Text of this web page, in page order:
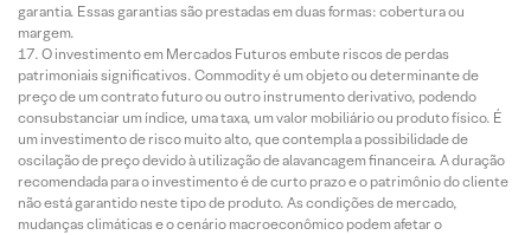
garantia. Essas garantias são prestadas em duas formas: cobertura ou
margem.
O investimento em Mercados Futuros embute riscos de perdas
patrimoniais significativos. Commodity é um objeto ou determinante de
preço de um contrato futuro ou outro instrumento derivativo, podendo
consubstanciar um índice, uma taxa, um valor mobiliário ou produto físico. É
um investimento de risco muito alto, que contempla a possibilidade de
oscilação de preço devido à utilização de alavancagem financeira. A duração
recomendada para o investimento é de curto prazo e o patrimônio do cliente
não está garantido neste tipo de produto. As condições de mercado,
mudanças climáticas e o cenário macroeconômico podem afetar o